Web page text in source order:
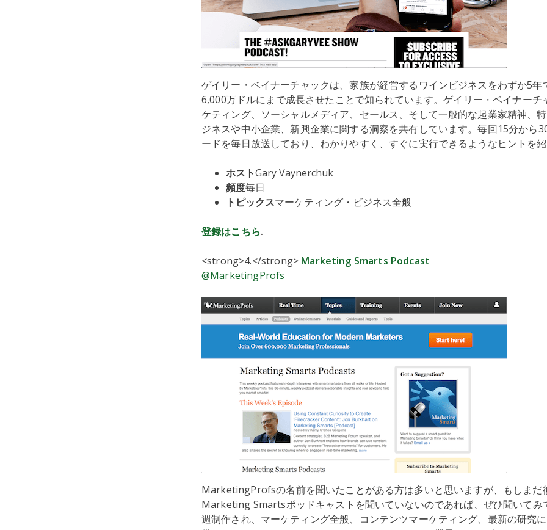
ゲイリー・ベイナーチャックは、家族が経営するワインビジネスをわずか5年
6,000万ドルにまで成長させたことで知られています。ゲイリー・ベイナーチ
ケティング、ソーシャルメディア、セールス、そして一般的な起業家精神、
ジネスや中小企業、新興企業に関する洞察を共有しています。毎回15分から
ードを毎日放送しており、わかりやすく、すぐに実行できるようなヒントを紹
ホストGary Vaynerchuk
頻度毎日
トピックスマーケティング・ビジネス全般
登録はこちら.
<strong>4.</strong> Marketing Smarts Podcast
@MarketingProfs
MarketingProfsの名前を聞いたことがある方は多いと思いますが、もしまだ
Marketing Smartsポッドキャストを聞いていないのであれば、ぜひ聞いてみ
週制作され、マーケティング全般、コンテンツマーケティング、最新の研究